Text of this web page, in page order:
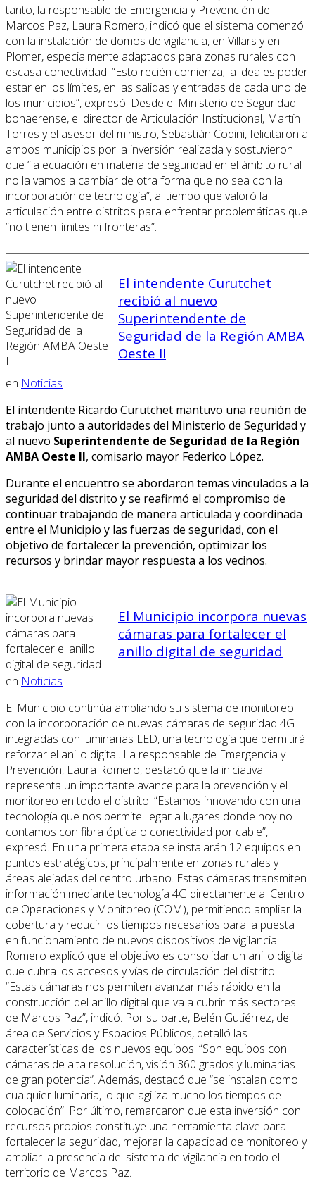
tanto, la responsable de Emergencia y Prevención de
Marcos Paz, Laura Romero, indicó que el sistema comenzó
con la instalación de domos de vigilancia, en Villars y en
Plomer, especialmente adaptados para zonas rurales con
escasa conectividad. “Esto recién comienza; la idea es poder
estar en los límites, en las salidas y entradas de cada uno de
los municipios”, expresó. Desde el Ministerio de Seguridad
bonaerense, el director de Articulación Institucional, Martín
Torres y el asesor del ministro, Sebastián Codini, felicitaron a
ambos municipios por la inversión realizada y sostuvieron
que “la ecuación en materia de seguridad en el ámbito rural
no la vamos a cambiar de otra forma que no sea con la
incorporación de tecnología”, al tiempo que valoró la
articulación entre distritos para enfrentar problemáticas que
“no tienen límites ni fronteras”.
El intendente Curutchet
recibió al nuevo
Superintendente de
Seguridad de la Región AMBA
Oeste II
en Noticias
El intendente Ricardo Curutchet mantuvo una reunión de
trabajo junto a autoridades del Ministerio de Seguridad y
al nuevo Superintendente de Seguridad de la Región
AMBA Oeste II, comisario mayor Federico López.
Durante el encuentro se abordaron temas vinculados a la
seguridad del distrito y se reafirmó el compromiso de
continuar trabajando de manera articulada y coordinada
entre el Municipio y las fuerzas de seguridad, con el
objetivo de fortalecer la prevención, optimizar los
recursos y brindar mayor respuesta a los vecinos.
El Municipio incorpora nuevas
cámaras para fortalecer el
anillo digital de seguridad
en Noticias
El Municipio continúa ampliando su sistema de monitoreo
con la incorporación de nuevas cámaras de seguridad 4G
integradas con luminarias LED, una tecnología que permitirá
reforzar el anillo digital. La responsable de Emergencia y
Prevención, Laura Romero, destacó que la iniciativa
representa un importante avance para la prevención y el
monitoreo en todo el distrito. “Estamos innovando con una
tecnología que nos permite llegar a lugares donde hoy no
contamos con fibra óptica o conectividad por cable”,
expresó. En una primera etapa se instalarán 12 equipos en
puntos estratégicos, principalmente en zonas rurales y
áreas alejadas del centro urbano. Estas cámaras transmiten
información mediante tecnología 4G directamente al Centro
de Operaciones y Monitoreo (COM), permitiendo ampliar la
cobertura y reducir los tiempos necesarios para la puesta
en funcionamiento de nuevos dispositivos de vigilancia.
Romero explicó que el objetivo es consolidar un anillo digital
que cubra los accesos y vías de circulación del distrito.
“Estas cámaras nos permiten avanzar más rápido en la
construcción del anillo digital que va a cubrir más sectores
de Marcos Paz”, indicó. Por su parte, Belén Gutiérrez, del
área de Servicios y Espacios Públicos, detalló las
características de los nuevos equipos: “Son equipos con
cámaras de alta resolución, visión 360 grados y luminarias
de gran potencia”. Además, destacó que “se instalan como
cualquier luminaria, lo que agiliza mucho los tiempos de
colocación”. Por último, remarcaron que esta inversión con
recursos propios constituye una herramienta clave para
fortalecer la seguridad, mejorar la capacidad de monitoreo y
ampliar la presencia del sistema de vigilancia en todo el
territorio de Marcos Paz.